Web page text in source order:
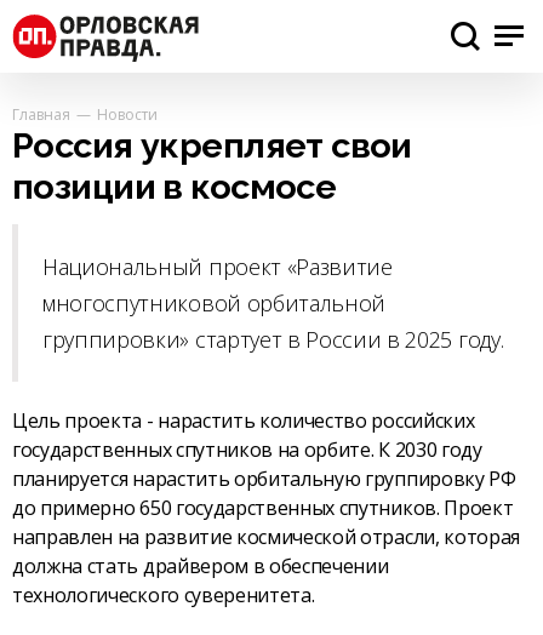
Главная Новости
Россия укрепляет свои
позиции в космосе
Национальный проект «Развитие
многоспутниковой орбитальной
группировки» стартует в России в 2025 году.
Цель проекта - нарастить количество российских
государственных спутников на орбите. К 2030 году
планируется нарастить орбитальную группировку РФ
до примерно 650 государственных спутников. Проект
направлен на развитие космической отрасли, которая
должна стать драйвером в обеспечении
технологического суверенитета.